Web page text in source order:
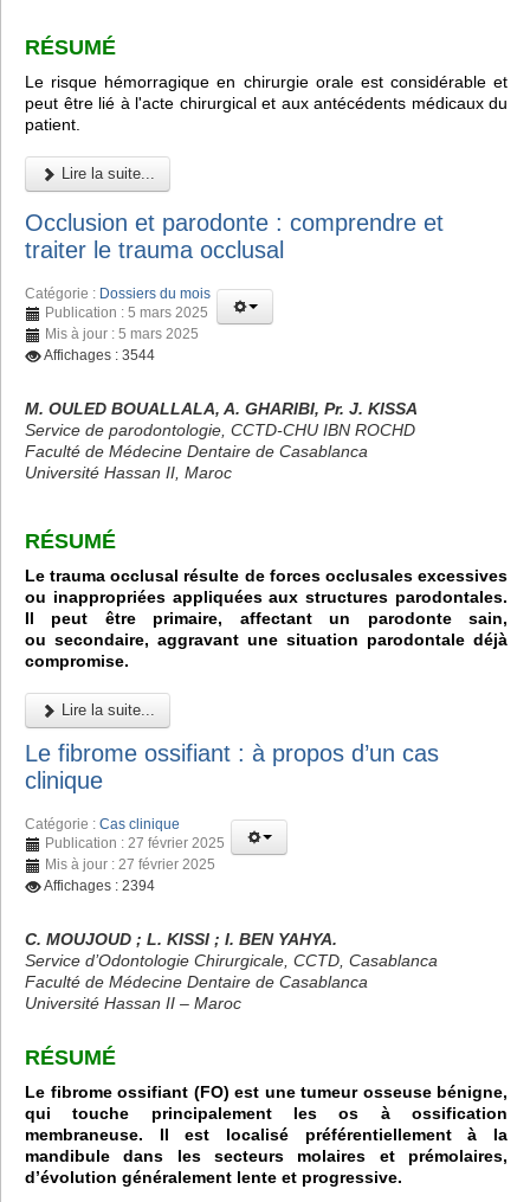
RÉSUMÉ
Le risque hémorragique en chirurgie orale est considérable et
peut être lié à l'acte chirurgical et aux antécédents médicaux du
patient.
Lire la suite...
Occlusion et parodonte : comprendre et
traiter le trauma occlusal
Catégorie : Dossiers du mois
Publication : 5 mars 2025
Mis à jour : 5 mars 2025
Affichages : 3544
M. OULED BOUALLALA, A. GHARIBI, Pr. J. KISSA
Service de parodontologie, CCTD-CHU IBN ROCHD
Faculté de Médecine Dentaire de Casablanca
Université Hassan II, Maroc
RÉSUMÉ
Le trauma occlusal résulte de forces occlusales excessives
ou inappropriées appliquées aux structures parodontales.
Il peut être primaire, affectant un parodonte sain,
ou secondaire, aggravant une situation parodontale déjà
compromise.
Lire la suite...
Le fibrome ossifiant : à propos d’un cas
clinique
Catégorie : Cas clinique
Publication : 27 février 2025
Mis à jour : 27 février 2025
Affichages : 2394
C. MOUJOUD ; L. KISSI ; I. BEN YAHYA.
Service d’Odontologie Chirurgicale, CCTD, Casablanca
Faculté de Médecine Dentaire de Casablanca
Université Hassan II – Maroc
RÉSUMÉ
Le fibrome ossifiant (FO) est une tumeur osseuse bénigne,
qui touche principalement les os à ossification
membraneuse. Il est localisé préférentiellement à la
mandibule dans les secteurs molaires et prémolaires,
d’évolution généralement lente et progressive.